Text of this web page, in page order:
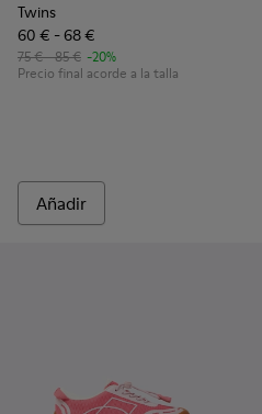
Twins
60 € - 68 €
75 € - 85 € -20%
Precio final acorde a la talla
Añadir